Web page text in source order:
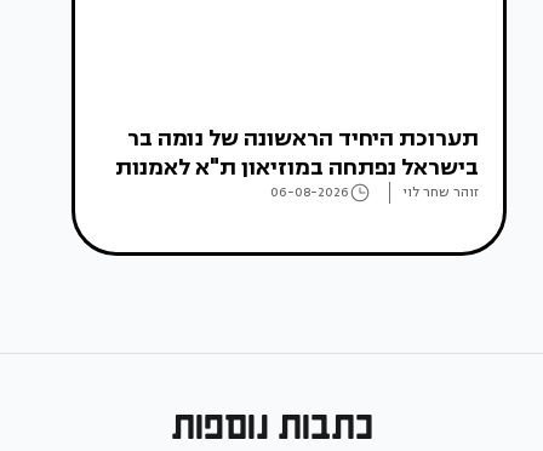
תערוכת היחיד הראשונה של נומה בר
בישראל נפתחה במוזיאון ת"א לאמנות
זוהר שחר לוי 06-08-2026
כתבות נוספות